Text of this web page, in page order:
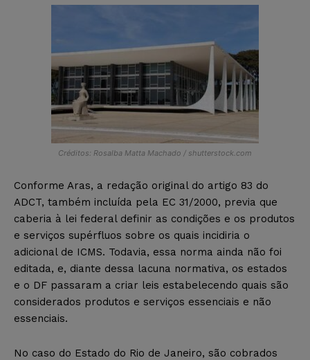
Créditos: Rosalba Matta Machado / shutterstock.com
Conforme Aras, a redação original do artigo 83 do
ADCT, também incluída pela EC 31/2000, previa que
caberia à lei federal definir as condições e os produtos
e serviços supérfluos sobre os quais incidiria o
adicional de ICMS. Todavia, essa norma ainda não foi
editada, e, diante dessa lacuna normativa, os estados
e o DF passaram a criar leis estabelecendo quais são
considerados produtos e serviços essenciais e não
essenciais.
No caso do Estado do Rio de Janeiro, são cobrados